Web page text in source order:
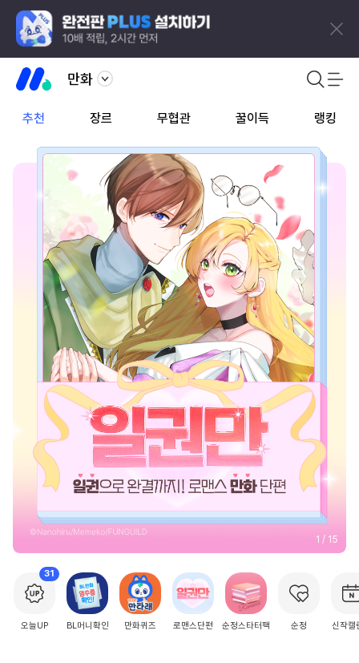
만화
추천 장르 무협관 꿀이득 랭킹
2 / 15
31
오늘UP BL머니확인 만화퀴즈 로맨스단편 순정스타터팩 순정 신작캘